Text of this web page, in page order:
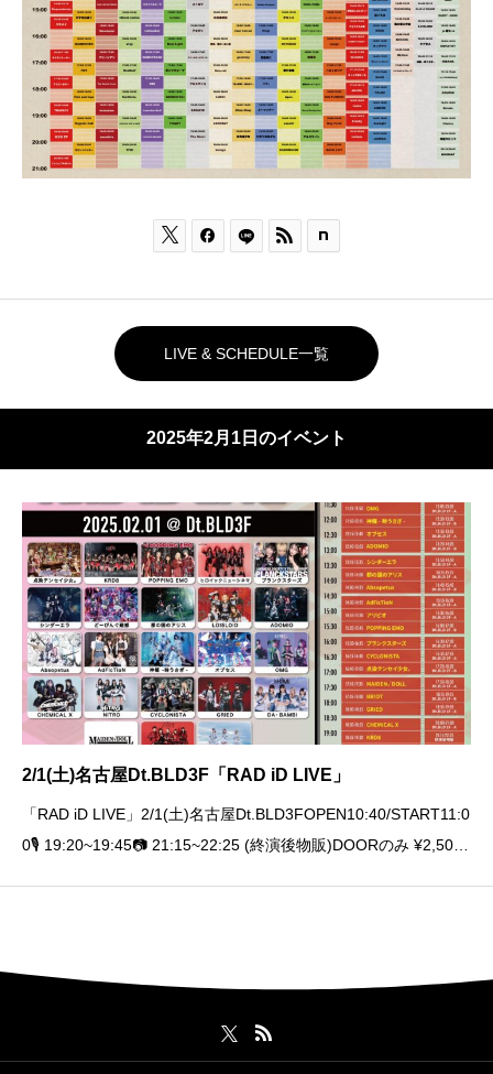
  
LIVE & SCHEDULE一覧
2025年2月1日のイベント
2/1(土)名古屋Dt.BLD3F「RAD iD LIVE」
「RAD iD LIVE」2/1(土)名古屋Dt.BLD3FOPEN10:40/START11:0
0🎙️ 19:20~19:45📷 21:15~22:25 (終演後物販)DOORのみ ¥2,500